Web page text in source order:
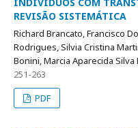
REVISÃO SISTEMÁTICA
Richard Brancato, Francisco
Rodrigues, Silvia Cristina
Bonini, Marcia Aparecida Silva
251-263
PDF